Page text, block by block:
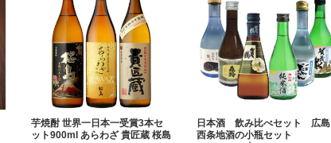
芋焼酎 世界一日本一受賞3本セ
ット900ml あらわざ 貴匠蔵 桜島
日本酒 飲み比べセット 広島
西条地酒の小瓶セット